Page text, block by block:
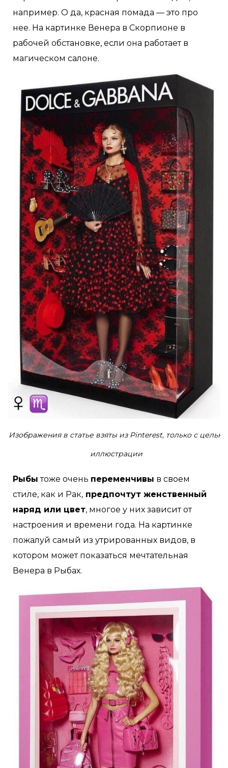
например. О да, красная помада — это про
нее. На картинке Венера в Скорпионе в
рабочей обстановке, если она работает в
магическом салоне.
Изображения в статье взяты из Pinterest, только с целью
иллюстрации
Рыбы тоже очень переменчивы в своем
стиле, как и Рак, предпочтут женственный
наряд или цвет, многое у них зависит от
настроения и времени года. На картинке
пожалуй самый из утрированных видов, в
котором может показаться мечтательная
Венера в Рыбах.